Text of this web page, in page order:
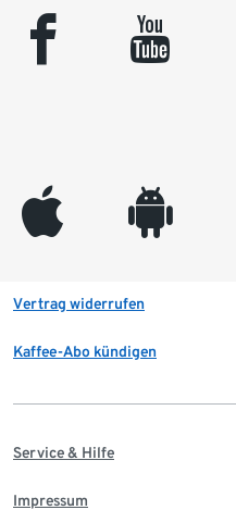
facebook youtube
appleinc android
Vertrag widerrufen
Kaffee-Abo kündigen
Service & Hilfe
Impressum